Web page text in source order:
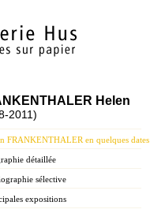
Helen
2011)
FRANKENTHALER en quelques dates
détaillée
sélective
expositions